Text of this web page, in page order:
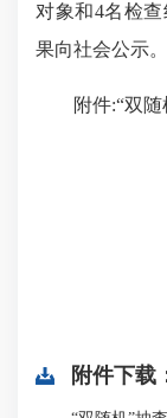
对象和4名检
果向社会公示。
附件:“双
附件下载